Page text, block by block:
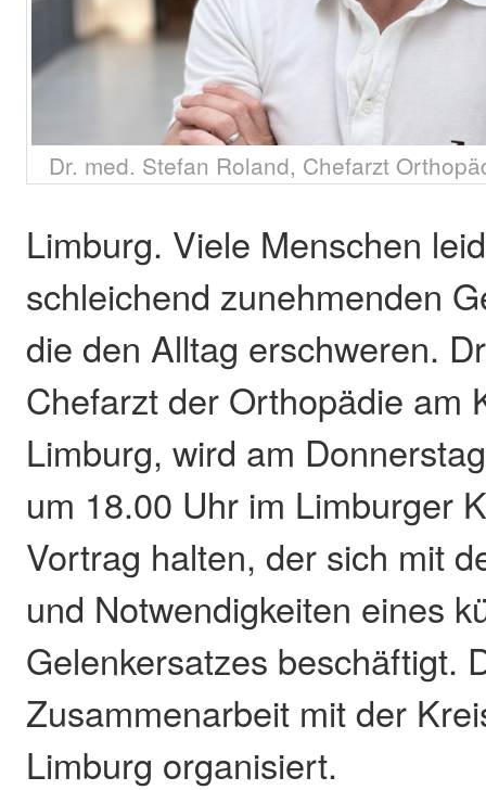
Dr. med. Stefan Roland, Chefarzt
Limburg. Viele Menschen
schleichend zunehmenden
die den Alltag erschweren.
Chefarzt der Orthopädie am
Limburg, wird am
um 18.00 Uhr im Limburger
Vortrag halten, der sich mit
und Notwendigkeiten eines
Gelenkersatzes beschäftigt.
Zusammenarbeit mit der
Limburg organisiert.